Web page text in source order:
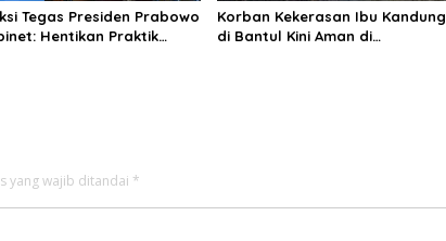
Tegas Presiden Prabowo
Hentikan Praktik
Korban Kekerasan Ibu Kandung
di Bantul Kini Aman di
yang wajib ditandai *